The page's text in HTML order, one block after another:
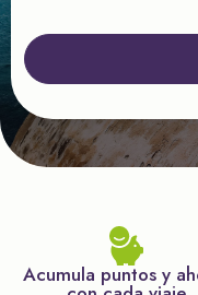
Acumula puntos y